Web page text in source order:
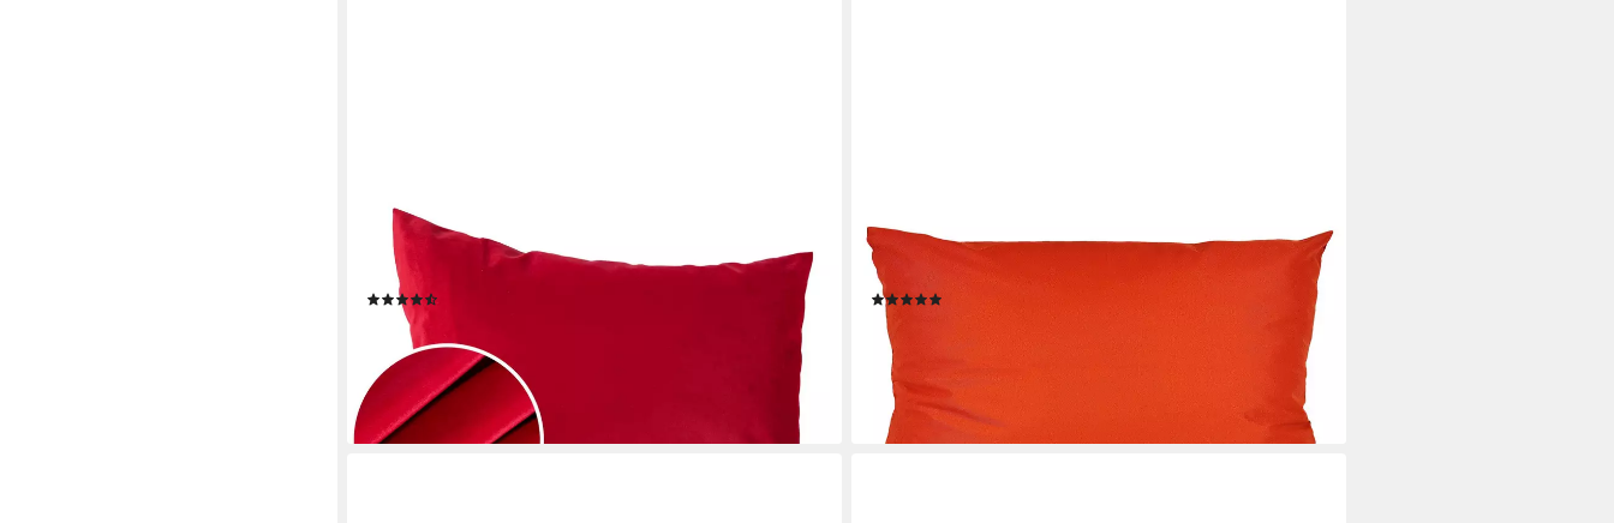
Dekokissen Kissenhülle MIT oder OHNE Füllung
Kissenbezug Zierkissen, Kissenhülle in 30x50cm ohne
Füllung Theaterrot
ab 12,55 €
lieferbar - in 2-3 Werktagen bei dir
+11
Füllung, starke Füllung, strapazierfähig, wasserabweisend,
In- und Outdoor
11,90 €
-57%
lieferbar - in 2-3 Werktagen bei dir